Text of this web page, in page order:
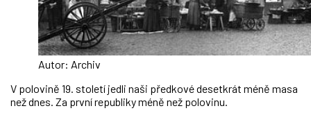
Autor: Archiv
V polovině 19. století jedli naši předkové desetkrát méně masa
než dnes. Za první republiky méně než polovinu.